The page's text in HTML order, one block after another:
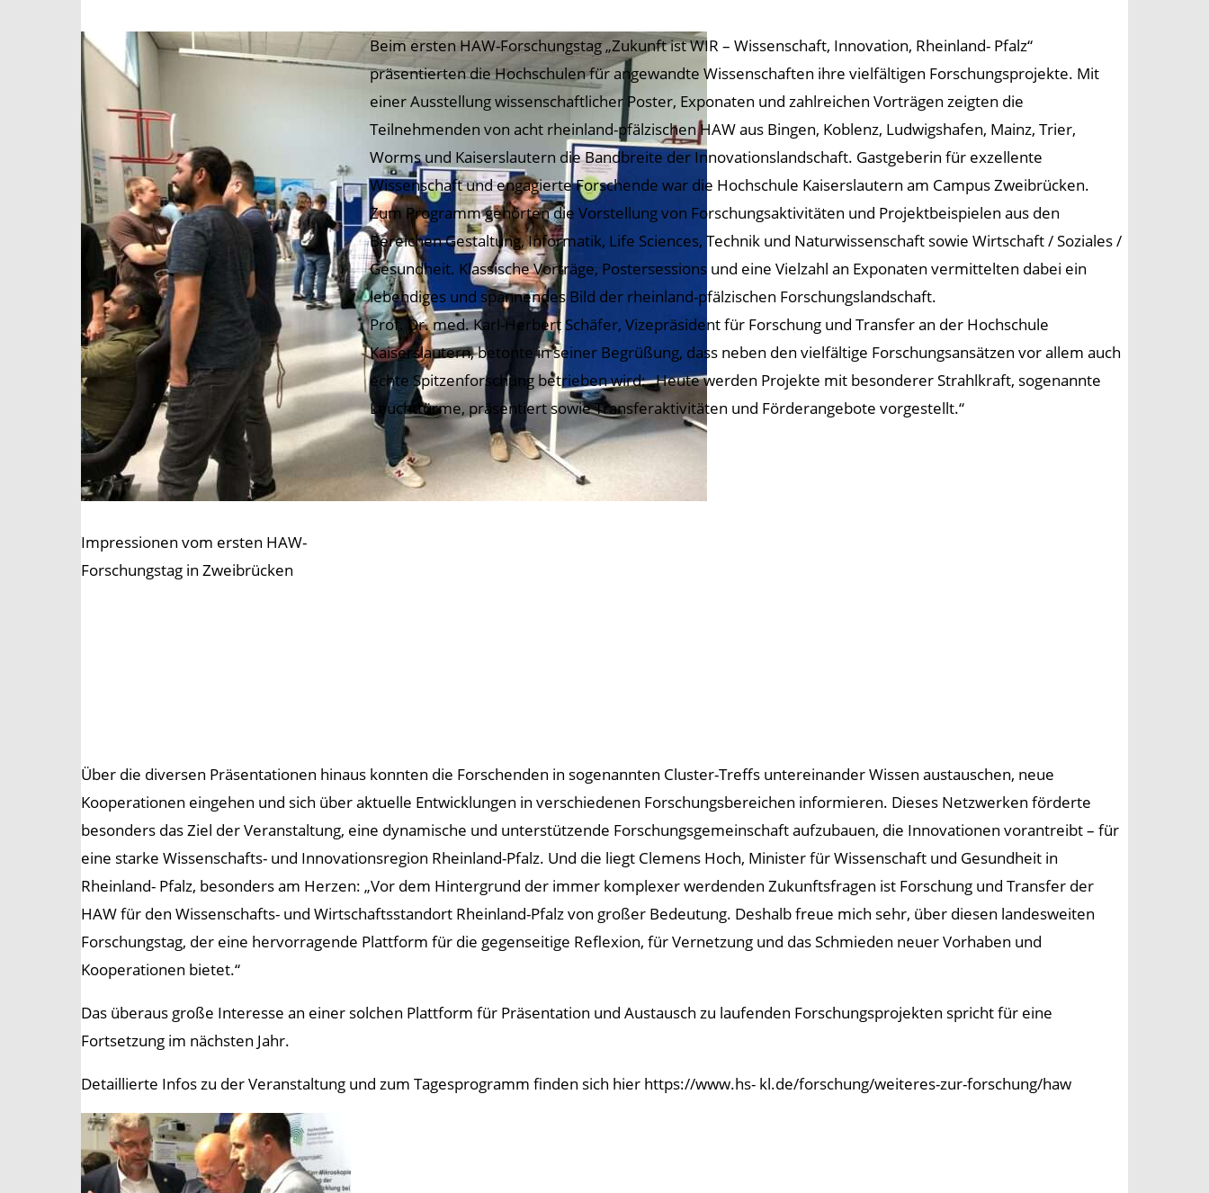
Impressionen vom ersten HAW-
Forschungstag in Zweibrücken
Beim ersten HAW-Forschungstag „Zukunft ist WIR – Wissenschaft, Innovation, Rheinland- Pfalz“
präsentierten die Hochschulen für angewandte Wissenschaften ihre vielfältigen Forschungsprojekte. Mit
einer Ausstellung wissenschaftlicher Poster, Exponaten und zahlreichen Vorträgen zeigten die
Teilnehmenden von acht rheinland-pfälzischen HAW aus Bingen, Koblenz, Ludwigshafen, Mainz, Trier,
Worms und Kaiserslautern die Bandbreite der Innovationslandschaft. Gastgeberin für exzellente
Wissenschaft und engagierte Forschende war die Hochschule Kaiserslautern am Campus Zweibrücken.
Zum Programm gehörten die Vorstellung von Forschungsaktivitäten und Projektbeispielen aus den
Bereichen Gestaltung, Informatik, Life Sciences, Technik und Naturwissenschaft sowie Wirtschaft / Soziales /
Gesundheit. Klassische Vorträge, Postersessions und eine Vielzahl an Exponaten vermittelten dabei ein
lebendiges und spannendes Bild der rheinland-pfälzischen Forschungslandschaft.
Prof. Dr. med. Karl-Herbert Schäfer, Vizepräsident für Forschung und Transfer an der Hochschule
Kaiserslautern, betonte in seiner Begrüßung, dass neben den vielfältige Forschungsansätzen vor allem auch
echte Spitzenforschung betrieben wird: „Heute werden Projekte mit besonderer Strahlkraft, sogenannte
Leuchttürme, präsentiert sowie Transferaktivitäten und Förderangebote vorgestellt.“
Über die diversen Präsentationen hinaus konnten die Forschenden in sogenannten Cluster-Treffs untereinander Wissen austauschen, neue
Kooperationen eingehen und sich über aktuelle Entwicklungen in verschiedenen Forschungsbereichen informieren. Dieses Netzwerken förderte
besonders das Ziel der Veranstaltung, eine dynamische und unterstützende Forschungsgemeinschaft aufzubauen, die Innovationen vorantreibt – für
eine starke Wissenschafts- und Innovationsregion Rheinland-Pfalz. Und die liegt Clemens Hoch, Minister für Wissenschaft und Gesundheit in
Rheinland- Pfalz, besonders am Herzen: „Vor dem Hintergrund der immer komplexer werdenden Zukunftsfragen ist Forschung und Transfer der
HAW für den Wissenschafts- und Wirtschaftsstandort Rheinland-Pfalz von großer Bedeutung. Deshalb freue mich sehr, über diesen landesweiten
Forschungstag, der eine hervorragende Plattform für die gegenseitige Reflexion, für Vernetzung und das Schmieden neuer Vorhaben und
Kooperationen bietet.“
Das überaus große Interesse an einer solchen Plattform für Präsentation und Austausch zu laufenden Forschungsprojekten spricht für eine
Fortsetzung im nächsten Jahr.
Detaillierte Infos zu der Veranstaltung und zum Tagesprogramm finden sich hier https://www.hs- kl.de/forschung/weiteres-zur-forschung/haw